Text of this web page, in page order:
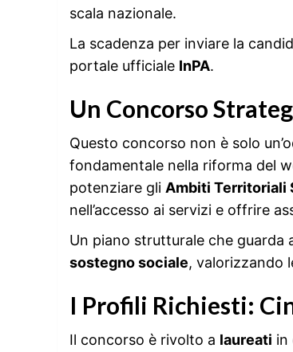
scala nazionale.
La scadenza per inviare la
portale ufficiale InPA.
Un Concorso
Questo concorso non è solo
fondamentale nella riforma del
potenziare gli Ambiti Territoriali
nell’accesso ai servizi e offrire
Un piano strutturale che guarda
sostegno sociale, valorizzando
I Profili Richiesti:
Il concorso è rivolto a laureati in